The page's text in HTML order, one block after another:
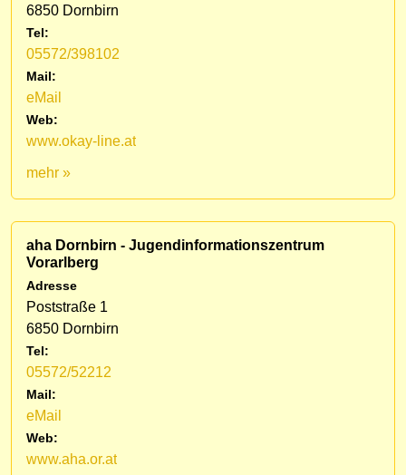
6850 Dornbirn
Tel:
05572/398102
Mail:
eMail
Web:
www.okay-line.at
mehr »
aha Dornbirn - Jugendinformationszentrum
Vorarlberg
Adresse
Poststraße 1
6850 Dornbirn
Tel:
05572/52212
Mail:
eMail
Web:
www.aha.or.at